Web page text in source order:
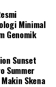
Minimal
Genomik
Sunset
Summer
Skena